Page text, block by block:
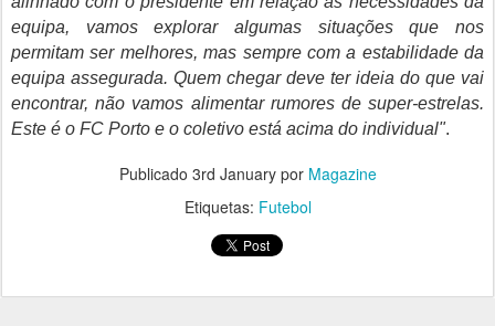
equipa, vamos explorar algumas situações que nos
permitam ser melhores, mas sempre com a estabilidade da
equipa assegurada. Quem chegar deve ter ideia do que vai
encontrar, não vamos alimentar rumores de super-estrelas.
Este é o FC Porto e o coletivo está acima do individual".
Publicado 3rd Januarypor Magazine
Etiquetas: Futebol